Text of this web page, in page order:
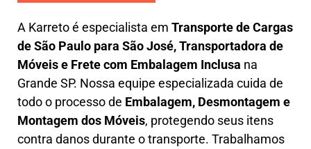
A Karretoé especialista em Transporte de Cargas
de São Paulo para São José,Transportadora de
Móveis e Frete com Embalagem Inclusa na
Grande SP. Nossa equipe especializada cuida de
todo o processo de Embalagem, Desmontagem e
Montagem dos Móveis, protegendo seus itens
contra danos durante o transporte. Trabalhamos